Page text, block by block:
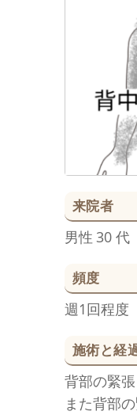
来院者
男性 30 代
頻度
週1回程度
施術と経
背部の緊
また背部